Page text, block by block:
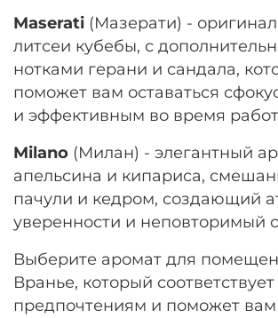
Maserati (Мазерати) -
литсеи кубебы, с
нотками герани и сандала,
поможет вам оставаться
и эффективным во время
Milano (Милан) - элегантный
апельсина и кипариса,
пачули и кедром, создающий
уверенности и неповторимый
Выберите аромат для
Вранье, который
предпочтениям и поможет вам